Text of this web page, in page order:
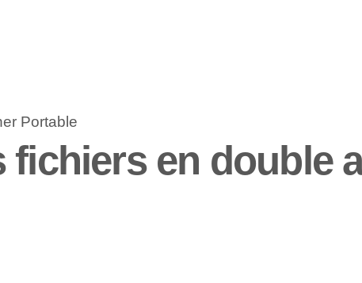
en double